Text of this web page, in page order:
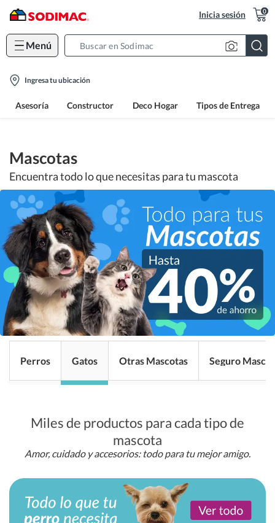
Inicia sesión 0
Menú
location-
Ingresa tu ubicación
Asesoría Constructor Deco Hogar Tipos de Entrega
Mascotas
Encuentra todo lo que necesitas para tu mascota
Perros Gatos Otras Mascotas Seguro
Miles de productos para cada tipo de
mascota
Amor, cuidado y accesorios: todo para tu mejor amigo.